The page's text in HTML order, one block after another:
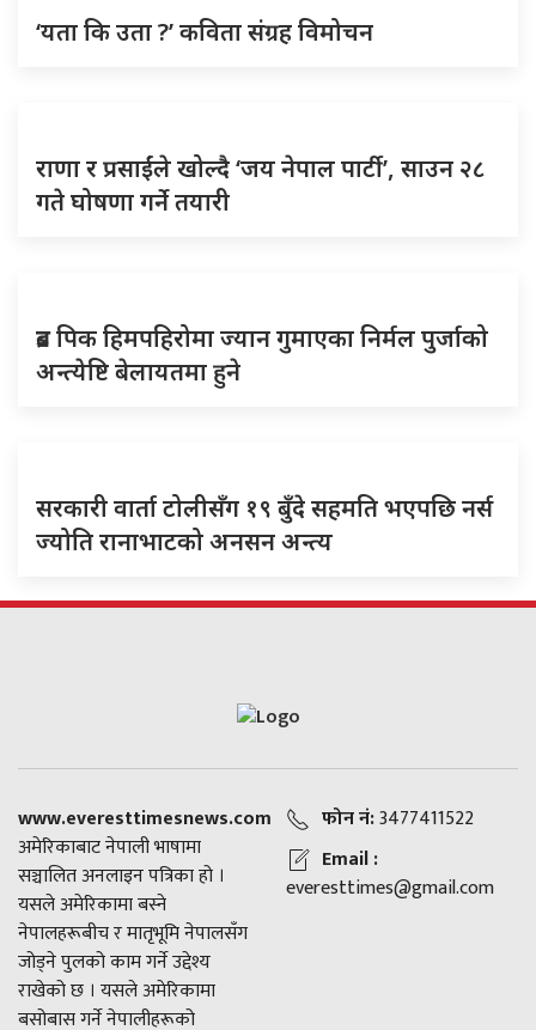
‘यता कि उता ?’ कविता संग्रह विमोचन
राणा र प्रसाईंले खोल्दै ‘जय नेपाल पार्टी’, साउन २८
गते घोषणा गर्ने तयारी
ब्रड पिक हिमपहिरोमा ज्यान गुमाएका निर्मल पुर्जाको
अन्त्येष्टि बेलायतमा हुने
सरकारी वार्ता टोलीसँग १९ बुँदे सहमति भएपछि नर्स
ज्योति रानाभाटको अनसन अन्त्य
www.everesttimesnews.com
अमेरिकाबाट नेपाली भाषामा
सञ्चालित अनलाइन पत्रिका हो ।
यसले अमेरिकामा बस्ने
नेपालहरूबीच र मातृभूमि नेपालसँग
जोड्ने पुलको काम गर्ने उद्देश्य
राखेको छ । यसले अमेरिकामा
बसोबास गर्ने नेपालीहरूको
फोन नं:3477411522
Email :
everesttimes@gmail.com